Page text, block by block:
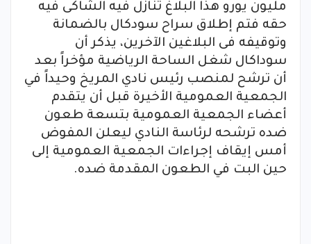
مليون يورو هذا البلاغ تنازل فيه الشاكى فيه
حقه فتم إطلاق سراح سودكال بالضمانة
وتوقيفه فى البلاغين الآخرين، يذكر أن
سوداكال شغل الساحة الرياضية مؤخراً بعد
أن ترشح لمنصب رئيس نادي المريخ وحيداً في
الجمعية العمومية الأخيرة قبل أن يتقدم
أعضاء الجمعية العمومية بتسعة طعون
ضده ترشحه لرئاسة النادي ليعلن المفوض
أمس إيقاف إجراءات الجمعية العمومية إلى
حين البت في الطعون المقدمة ضده.